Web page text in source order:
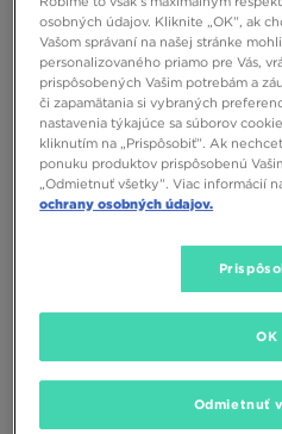
osobných údajov. Kliknite „OK”, ak
Vašom správaní na našej stránke
personalizovaného priamo pre Vás,
prispôsobených Vašim potrebám a
či zapamätania si vybraných
nastavenia týkajúce sa súborov
kliknutím na „Prispôsobiť”. Ak
ponuku produktov prispôsobenú
„Odmietnuť všetky”. Viac informácií
ochrany osobných údajov.
Odmietnuť
OK